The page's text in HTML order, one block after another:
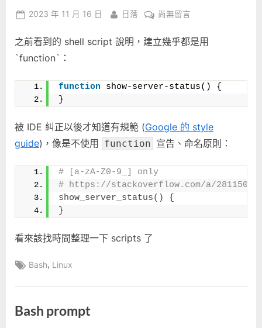
Posted
2023 年 11 月 16 日 By
日落
在
function
script〉
尚無留言
之前看到的 shell script 說明，建立幾乎都是用
`function`：
function show-server-status() {
}
被 IDE 糾正以後才知道有規範 (Google 的 style
guide)，像是不使用 function 宣告、命名原則：
# [a-zA-Z0-9_] only
# https://stackoverflow.com/a/28115066
show_server_status()
{
}
看來該找時間整理一下 scripts 了
Tags:
Bash, Linux
Bash prompt